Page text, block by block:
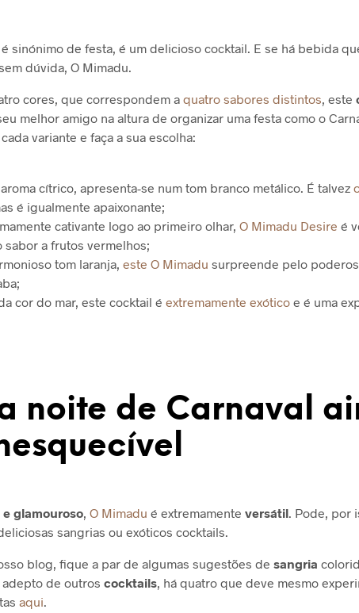
sinónimo de festa, é um delicioso cocktail. E se há bebida
dúvida, O Mimadu.
cores, que correspondem a quatro sabores distintos , este
melhor amigo na altura de organizar uma festa como o
variante e faça a sua escolha:
cítrico, apresenta-se num tom branco metálico. É talvez
é igualmente apaixonante;
cativante logo ao primeiro olhar, O Mimadu Desire é
sabor a frutos vermelhos;
tom laranja, este O Mimadu surpreende pelo
cor do mar, este cocktail é extremamente exótico e é uma
noite de Carnaval
glamouroso O Mimadu é extremamente versátil . Pode, por
sangrias ou exóticos cocktails.
blog, fique a par de algumas sugestões de sangria
adepto de outros cocktails , há quatro que deve mesmo
aqui